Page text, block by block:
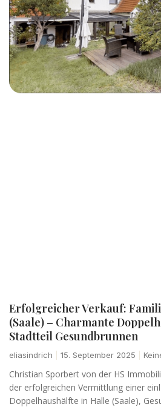
Erfolgreicher Verkauf:
(Saale) – Charmante
Stadtteil Gesundbrunnen
eliasindrich 15. September 2025
Christian Sporbert von der HS
der erfolgreichen Vermittlung einer
Doppelhaushälfte in Halle (Saale),